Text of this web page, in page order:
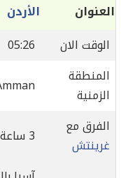
العنوان الأردن
الوقت الان
05:26
المنطقة
الزمنية
الفرق مع
غرينتش
3 ساعة